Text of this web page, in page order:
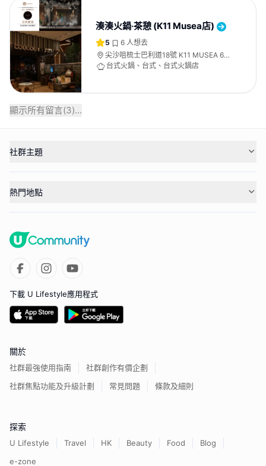
湊湊火鍋‧茶憩 (K11 Musea店)
5 6 人想去
尖沙咀梳士巴利道18號 K11 MUSEA 6樓
608及609號舖
台式火鍋、台式、台式火鍋店
顯示所有留言(3)...
社群主題
熱門地點
下載 U Lifestyle應用程式
關於
社群最強使用指南
社群創作有價企劃
社群焦點功能及升級計劃
常見問題 條款及細則
探索
U Lifestyle Travel HK Beauty Food
Blog
e-zone